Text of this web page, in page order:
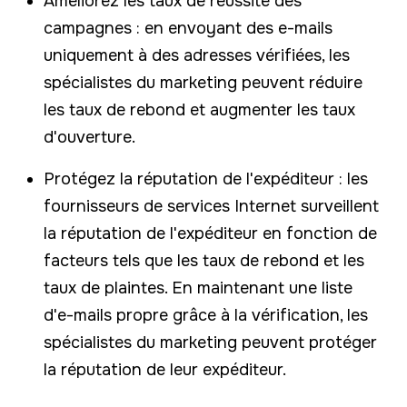
campagnes : en envoyant des e-mails
uniquement à des adresses vérifiées, les
spécialistes du marketing peuvent réduire
les taux de rebond et augmenter les taux
d'ouverture.
Protégez la réputation de l'expéditeur : les
fournisseurs de services Internet surveillent
la réputation de l'expéditeur en fonction de
facteurs tels que les taux de rebond et les
taux de plaintes. En maintenant une liste
d'e-mails propre grâce à la vérification, les
spécialistes du marketing peuvent protéger
la réputation de leur expéditeur.